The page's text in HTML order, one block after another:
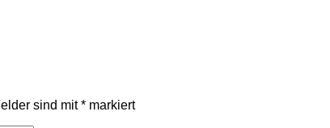
sind mit* markiert